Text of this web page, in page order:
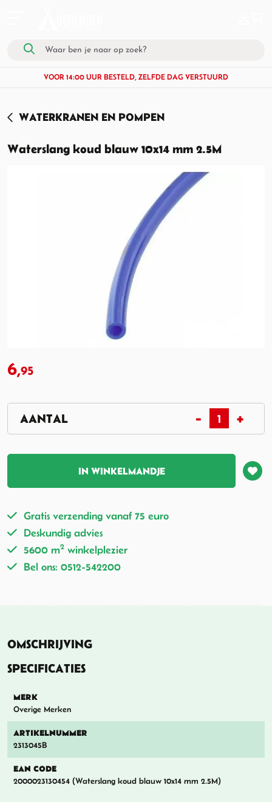
VOOR 14:00 UUR BESTELD, ZELFDE DAG VERSTUURD
WATERKRANEN EN POMPEN
Waterslang koud blauw 10x14 mm 2.5M
6,95
IN WINKELMANDJE
Gratis verzending vanaf 75 euro
Deskundig advies
5600 m2 winkelplezier
Bel ons: 0512-542200
OMSCHRIJVING
SPECIFICATIES
MERK
Overige Merken
ARTIKELNUMMER
2313045B
EAN CODE
2000023130454 (Waterslang koud blauw 10x14 mm 2.5M)